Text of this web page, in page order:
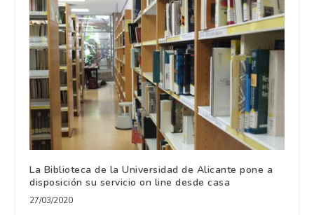
La Biblioteca de la Universidad de Alicante pone a
disposición su servicio on line desde casa
27/03/2020